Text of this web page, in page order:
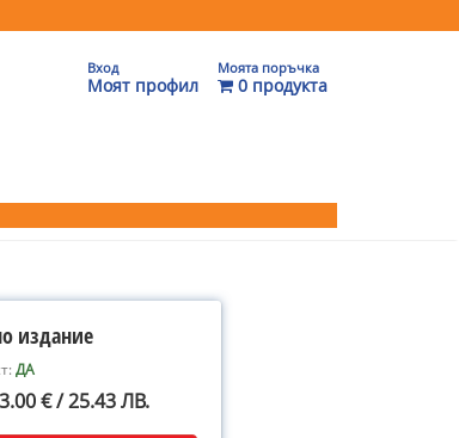
Вход
Моят профил
Моята поръчка
0 продукта
издание
ДА
€ / 25.43 ЛВ.